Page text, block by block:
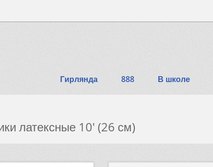
Гирлянда 888 В школе
латексные 10' (26 см)